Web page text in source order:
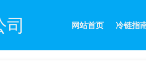
网站首页 冷链指